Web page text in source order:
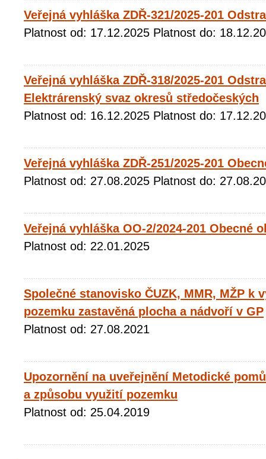
Veřejná vyhláška ZDŘ-321/2025-201
Platnost od: 17.12.2025 Platnost do:
Veřejná vyhláška ZDŘ-318/2025-201
Elektrárenský svaz okresů středočeských
Platnost od: 16.12.2025 Platnost do:
Veřejná vyhláška ZDŘ-251/2025-201
Platnost od: 27.08.2025 Platnost do:
Veřejná vyhláška OO-2/2024-201 Obecné
Platnost od: 22.01.2025
Společné stanovisko ČUZK, MMR, MŽP k
pozemku zastavěná plocha a nádvoří v GP
Platnost od: 27.08.2021
Upozornění na uveřejnění Metodické
a způsobu využití pozemku
Platnost od: 25.04.2019